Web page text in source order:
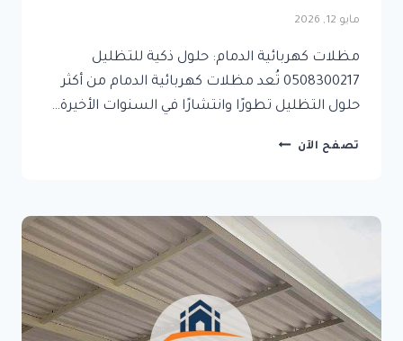
مايو 12, 2026
مظلات كهربائية الدمام: حلول ذكية للتظليل
0508300217 تُعد مظلات كهربائية الدمام من أكثر
حلول التظليل تطورًا وانتشارًا في السنوات الأخيرة…
تصفح الآن مظلات
ذكية
للتظليل
0508300217